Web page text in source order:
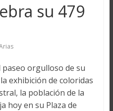
su 479
paseo orgulloso de su
exhibición de coloridas
la población de la
hoy en su Plaza de